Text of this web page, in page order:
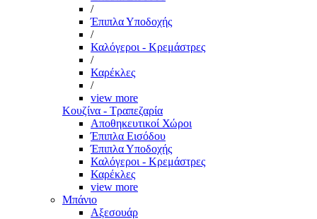
/
Έπιπλα Υποδοχής
/
Καλόγεροι - Κρεμάστρες
/
Καρέκλες
/
view more
Κουζίνα - Τραπεζαρία
Αποθηκευτικοί Χώροι
Έπιπλα Εισόδου
Έπιπλα Υποδοχής
Καλόγεροι - Κρεμάστρες
Καρέκλες
view more
Μπάνιο
Αξεσουάρ